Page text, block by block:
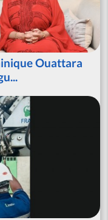
Ouattara